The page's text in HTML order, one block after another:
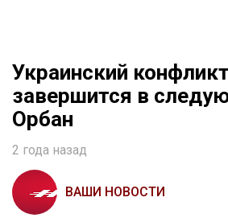
Украинский конфликт
завершится в
Орбан
2 года назад
ВАШИ НОВОСТИ